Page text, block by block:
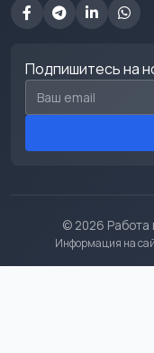
Подпишитесь на
Email для подписки
© 2026 Работа
Информация на